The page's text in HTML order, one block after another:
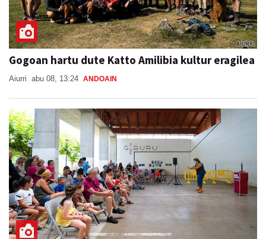
Gogoan hartu dute Katto Amilibia kultur eragilea
Aiurri abu 08, 13:24 ANDOAIN